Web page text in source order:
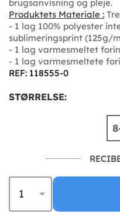
brugsanvisning og pleje.
Produktets Materiale :
- 1 lag 100% polyester
sublimeringsprint (125g/
- 1 lag varmesmeltet
- 1 lag varmesmeltete
REF: 118555-0
STØRRELSE: